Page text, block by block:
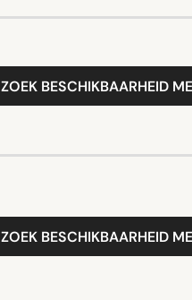
ZOEK BESCHIKBAARHEID
ZOEK BESCHIKBAARHEID